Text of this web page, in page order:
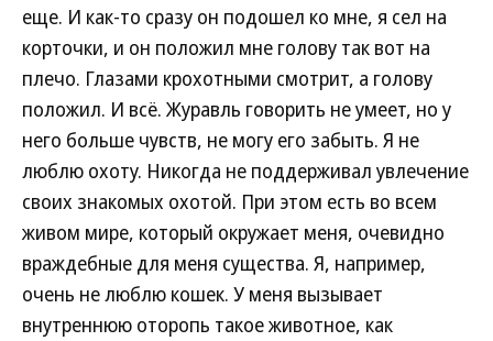
еще. И как-то сразу он подошел ко мне, я сел на
корточки, и он положил мне голову так вот на
плечо. Глазами крохотными смотрит, а голову
положил. И всё. Журавль говорить не умеет, но у
него больше чувств, не могу его забыть. Я не
люблю охоту. Никогда не поддерживал увлечение
своих знакомых охотой. При этом есть во всем
живом мире, который окружает меня, очевидно
враждебные для меня существа. Я, например,
очень не люблю кошек. У меня вызывает
внутреннюю оторопь такое животное, как